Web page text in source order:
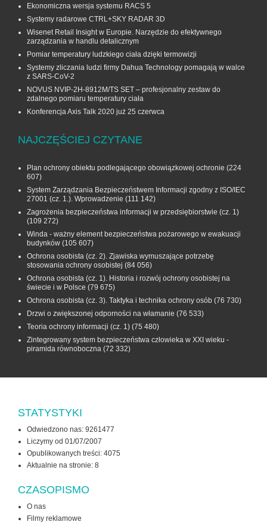
Ekonomiczna wersja systemu RACS 5
Systemy radarowe CTRL+SKY RADAR 3D
Wisenet Retail Insight w Europie. Narzędzie do efektywnego
zarządzania w handlu detalicznym
Pomiar temperatury ludzkiego ciała dzięki termowizji
Systemy zliczania ludzi firmy Dahua Technology pomagają w walce
z SARS-CoV-2
NOVUS NVIP-2H-8912M/TS SET – profesjonalny zestaw do
zdalnego pomiaru temperatury ciała
Konferencja Axis Talk 2020 już 25 czerwca
NAJCZĘŚCIEJ CZYTANE
Plan ochrony obiektu podlegającego obowiązkowej ochronie (224
607)
System Zarządzania Bezpieczeństwem Informacji zgodny z ISO/IEC
27001 (cz. 1.). Wprowadzenie (111 142)
Zagrożenia bezpieczeństwa informacji w przedsiębiorstwie (cz. 1)
(109 272)
Winda - ważny element bezpieczeństwa pożarowego w ewakuacji
budynków (105 607)
Ochrona osobista (cz. 2). Zjawiska wymuszające potrzebę
stosowania ochrony osobistej (84 056)
Ochrona osobista (cz. 1). Historia i rozwój ochrony osobistej na
świecie i w Polsce (79 675)
Ochrona osobista (cz. 3). Taktyka i technika ochrony osób (76 730)
Drzwi o zwiększonej odporności na włamanie (76 533)
Teoria ochrony informacji (cz. 1) (75 480)
Zintegrowany system bezpieczeństwa człowieka w XXI wieku -
piramida równoboczna (72 332)
STATYSTYKI
Odwiedzono nas: 9261477
Liczymy od 01/07/2007
Opublikowanych treści: 4075
Aktualnie na stronie: 8
CZASOPISMO
O nas
Filmy reklamowe